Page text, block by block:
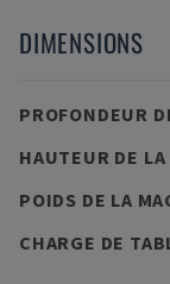
DIMENSIONS
PROFONDEUR
HAUTEUR DE
POIDS DE LA
CHARGE DE